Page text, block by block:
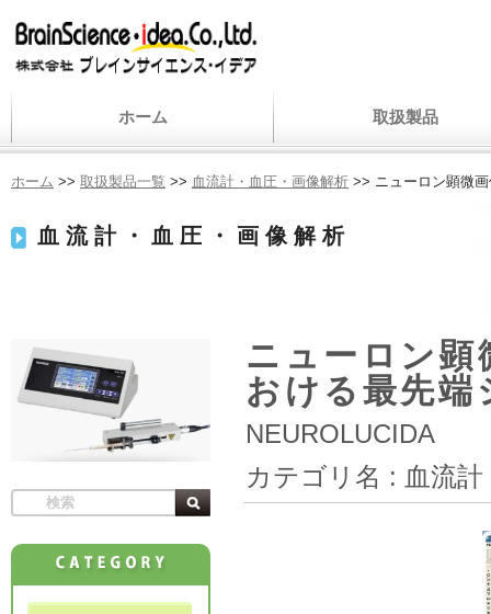
ホーム 取扱製品
ホーム >> 取扱製品一覧 >> 血流計・血圧・画像解析 >> ニューロン顕微
血流計・血圧・画像解析
ニューロン
おける最先端
NEUROLUCIDA
カテゴリ名 : 血流